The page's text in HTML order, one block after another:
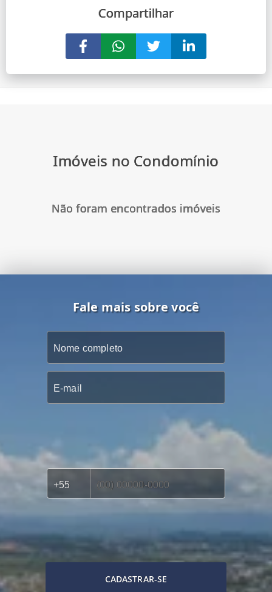
Compartilhar
Imóveis no Condomínio
Não foram encontrados imóveis
Fale mais sobre você
CADASTRAR-SE